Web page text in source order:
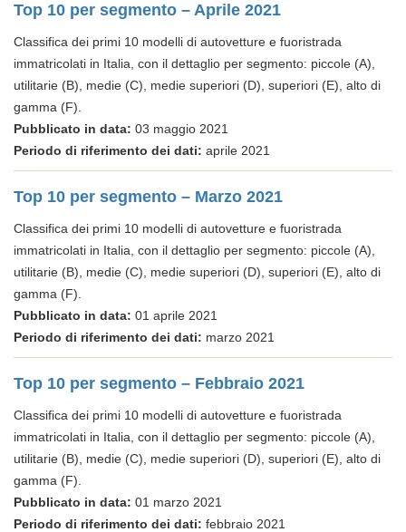
Top 10 per segmento – Aprile 2021
Classifica dei primi 10 modelli di autovetture e fuoristrada
immatricolati in Italia, con il dettaglio per segmento: piccole (A),
utilitarie (B), medie (C), medie superiori (D), superiori (E), alto di
gamma (F).
Pubblicato in data: 03 maggio 2021
Periodo di riferimento dei dati: aprile 2021
Top 10 per segmento – Marzo 2021
Classifica dei primi 10 modelli di autovetture e fuoristrada
immatricolati in Italia, con il dettaglio per segmento: piccole (A),
utilitarie (B), medie (C), medie superiori (D), superiori (E), alto di
gamma (F).
Pubblicato in data: 01 aprile 2021
Periodo di riferimento dei dati: marzo 2021
Top 10 per segmento – Febbraio 2021
Classifica dei primi 10 modelli di autovetture e fuoristrada
immatricolati in Italia, con il dettaglio per segmento: piccole (A),
utilitarie (B), medie (C), medie superiori (D), superiori (E), alto di
gamma (F).
Pubblicato in data: 01 marzo 2021
Periodo di riferimento dei dati: febbraio 2021